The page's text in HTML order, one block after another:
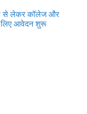
से लेकर कॉलेज और
लिए आवेदन शुरू